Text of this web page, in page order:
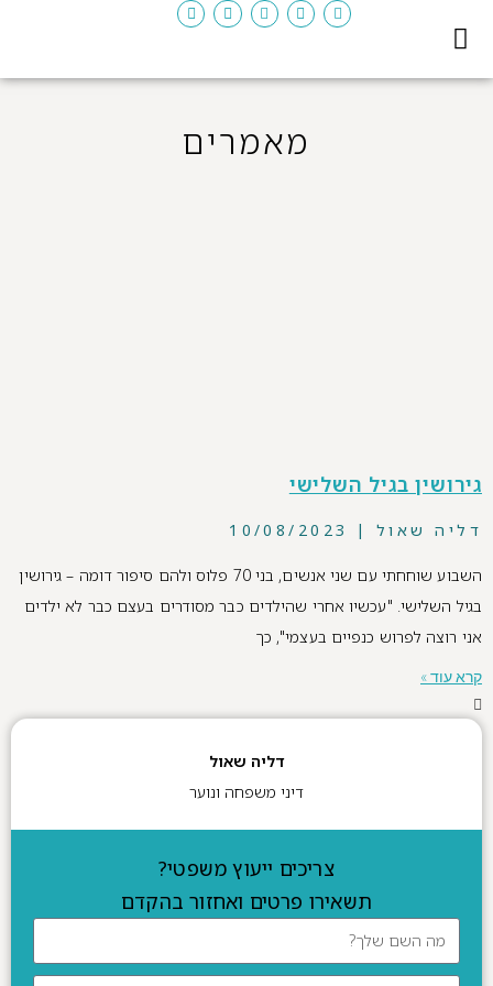
מאמרים
דליה שאול
דיני משפחה ונוער
צריכים ייעוץ משפטי?
תשאירו פרטים ואחזור בהקדם
גירושין בגיל השלישי
דליה שאול
השבוע שוחחתי עם שני אנשים, בני 70 פלוס ולהם סיפור דומה – גירושין
בגיל השלישי. "עכשיו אחרי שהילדים כבר מסודרים בעצם כבר לא ילדים
אני רוצה לפרוש כנפיים בעצמי", כך
קרא עוד »